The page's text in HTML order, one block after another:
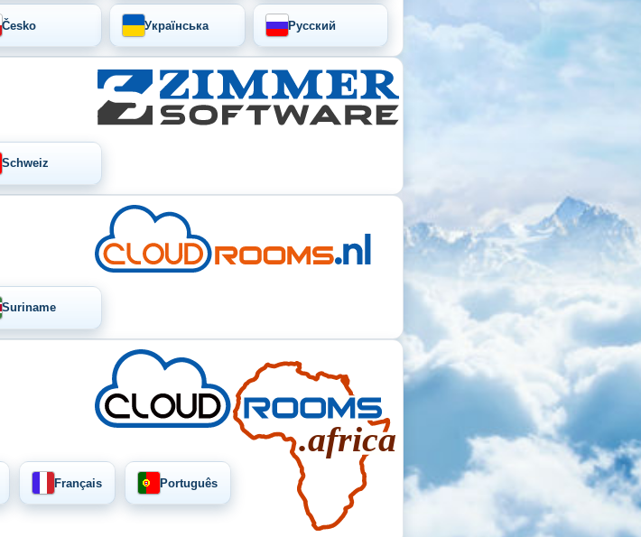
Česko Українська Русский
Schweiz
Suriname
Français Português